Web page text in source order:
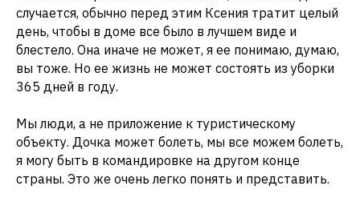
случается, обычно перед этим Ксения тратит целый
день, чтобы в доме все было в лучшем виде и
блестело. Она иначе не может, я ее понимаю, думаю,
вы тоже. Но ее жизнь не может состоять из уборки
365 дней в году.
Мы люди, а не приложение к туристическому
объекту. Дочка может болеть, мы все можем болеть,
я могу быть в командировке на другом конце
страны. Это же очень легко понять и представить.